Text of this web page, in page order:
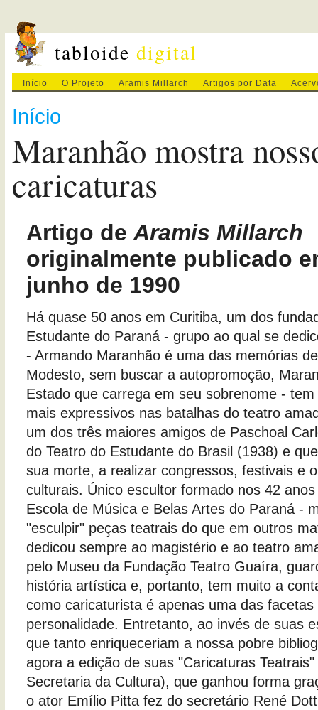
tabloidedigital
Início O Projeto Aramis Millarch Artigos por Data
Início
Maranhão mostra
caricaturas
Artigo deAramis Millarch
originalmente publicado
junho de 1990
Há quase 50 anos em Curitiba, um dos
Estudante do Paraná - grupo ao qual se
- Armando Maranhão é uma das memórias
Modesto, sem buscar a autopromoção,
Estado que carrega em seu sobrenome -
mais expressivos nas batalhas do teatro
um dos três maiores amigos de Paschoal
do Teatro do Estudante do Brasil (1938) e
sua morte, a realizar congressos, festivais e
culturais. Único escultor formado nos 42
Escola de Música e Belas Artes do Paraná -
"esculpir" peças teatrais do que em outros
dedicou sempre ao magistério e ao teatro
pelo Museu da Fundação Teatro Guaíra,
história artística e, portanto, tem muito a
como caricaturista é apenas uma das facetas
personalidade. Entretanto, ao invés de suas
que tanto enriqueceriam a nossa pobre
agora a edição de suas "Caricaturas
Secretaria da Cultura), que ganhou forma
o ator Emílio Pitta fez do secretário René